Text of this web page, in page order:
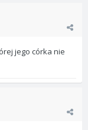
jego córka nie